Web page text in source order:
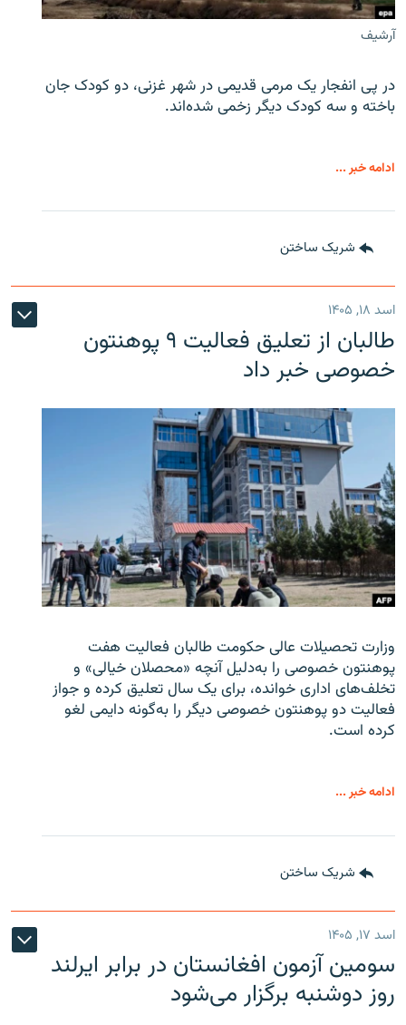
آرشیف
در پی انفجار یک مرمی قدیمی در شهر غزنی، دو کودک جان
باخته و سه کودک دیگر زخمی شده‌اند.
ادامه خبر ...
شریک ساختن
اسد ۱۸, ۱۴۰۵
طالبان از تعلیق فعالیت ۹ پوهنتون
خصوصی خبر داد
وزارت تحصیلات عالی حکومت طالبان فعالیت هفت
پوهنتون خصوصی را به‌دلیل آنچه «محصلان خیالی» و
تخلف‌های اداری خوانده، برای یک سال تعلیق کرده و جواز
فعالیت دو پوهنتون خصوصی دیگر را به‌گونه دایمی لغو
کرده است.
ادامه خبر ...
شریک ساختن
اسد ۱۷, ۱۴۰۵
سومین آزمون افغانستان در برابر ایرلند
روز دوشنبه برگزار می‌شود